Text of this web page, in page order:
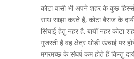
कोटा वासी भी अपने शहर के कुछ
साथ साझा करते हैं, कोटा बैराज के
सिंचाई हेतु नहर है, बायीं नहर कोटा
गुजरती है वह क्षेत्र थोड़ी ऊंचाई पर
मगरमच्छ के संघर्ष कम होते हैं किन्तु